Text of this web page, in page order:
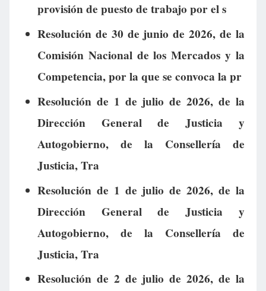
provisión de puesto de trabajo por el s
Resolución de 30 de junio de 2026, de la
Comisión Nacional de los Mercados y la
Competencia, por la que se convoca la pr
Resolución de 1 de julio de 2026, de la
Dirección General de Justicia y
Autogobierno, de la Consellería de
Justicia, Tra
Resolución de 1 de julio de 2026, de la
Dirección General de Justicia y
Autogobierno, de la Consellería de
Justicia, Tra
Resolución de 2 de julio de 2026, de la